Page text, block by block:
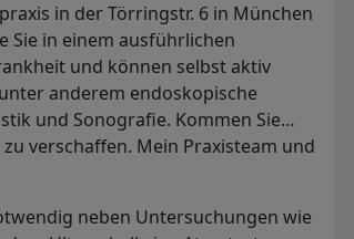
in der Törringstr. 6 in München
Sie in einem ausführlichen
und können selbst aktiv
anderem endoskopische
und Sonografie. Kommen Sie
verschaffen. Mein Praxisteam und
neben Untersuchungen wie